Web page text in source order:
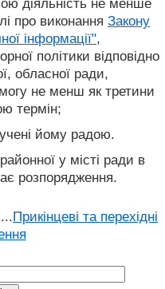
діяльність не менше
про виконання Закону
інформації",
політики відповідно
обласної ради,
не менш як третини
термін;
йому радою.
у місті ради в
розпорядження.
...Прикінцеві та перехідні